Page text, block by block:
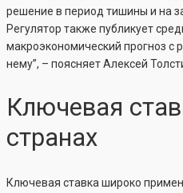
решение в период тишины и на
Регулятор также публикует
макроэкономический прогноз с
нему”, – поясняет Алексей
Ключевая
странах
Ключевая ставка широко